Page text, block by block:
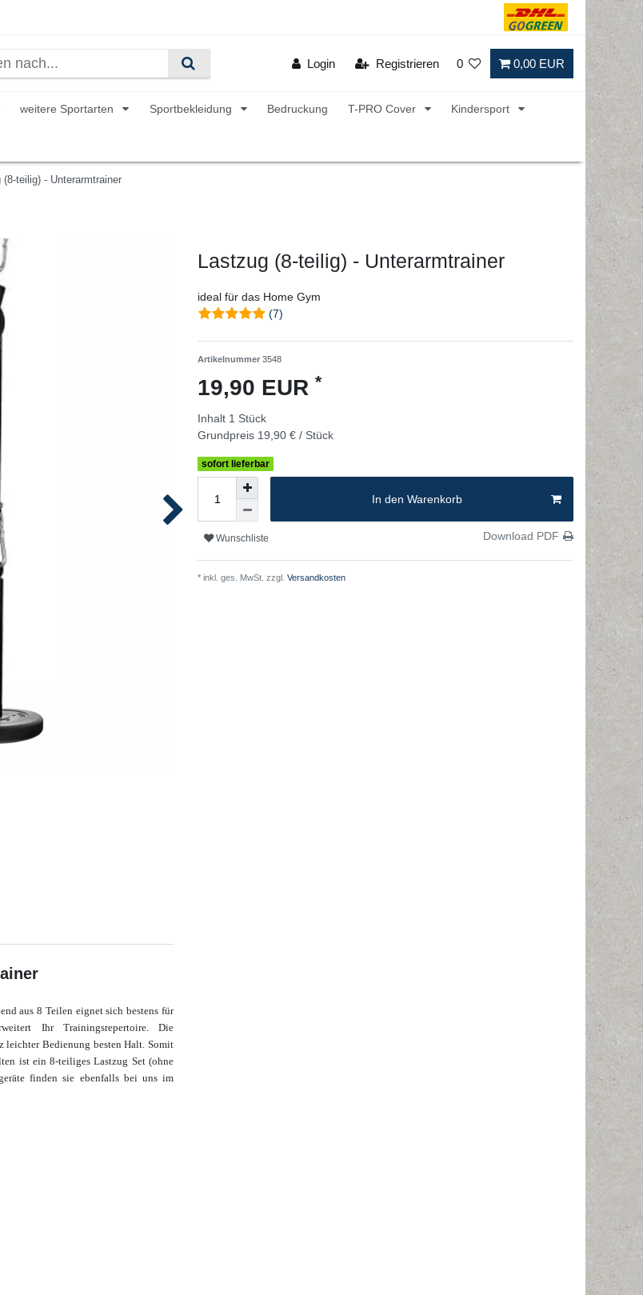
Login Registrieren 0 0,00 EUR
weitere Sportarten Sportbekleidung Bedruckung T-PRO Cover Kindersport
(8-teilig) - Unterarmtrainer
aus 8 Teilen eignet sich bestens für
Ihr Trainingsrepertoire. Die
leichter Bedienung besten Halt. Somit
ist ein 8-teiliges Lastzug Set (ohne
finden sie ebenfalls bei uns im
Lastzug (8-teilig) - Unterarmtrainer
ideal für das Home Gym
(7)
Artikelnummer 3548
19,90 EUR *
Inhalt 1 Stück
Grundpreis 19,90 € / Stück
sofort lieferbar
In den Warenkorb
Wunschliste Download PDF
* inkl. ges. MwSt. zzgl. Versandkosten